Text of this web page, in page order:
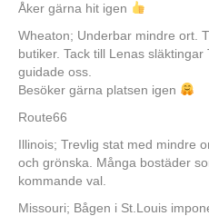
Åker gärna hit igen
Wheaton; Underbar mindre ort.
butiker. Tack till Lenas släktingar
guidade oss.
Besöker gärna platsen igen
Route66
Illinois; Trevlig stat med mindre
och grönska. Många bostäder
kommande val.
Missouri; Bågen i St.Louis